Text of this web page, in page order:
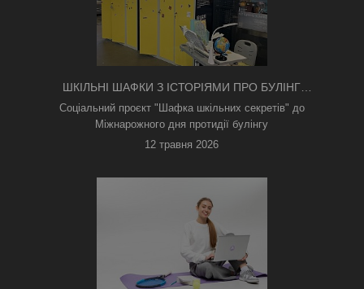
ШКІЛЬНІ ШАФКИ З ІСТОРІЯМИ ПРО БУЛІНГ
З'ЯВИЛИСЯ В КИЄВІ
Соціальний проєкт "Шафка шкільних секретів" до
Міжнарожного дня протидії булінгу
12 травня 2026